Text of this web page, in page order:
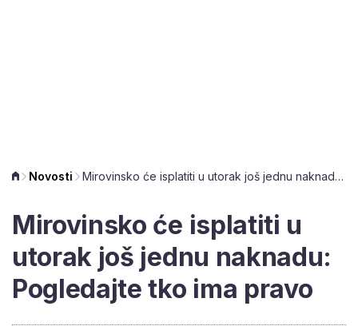
Novosti Mirovinsko će isplatiti u utorak još jednu naknadu: Pogledajte tko ima pravo
Mirovinsko će isplatiti u
utorak još jednu naknadu:
Pogledajte tko ima pravo